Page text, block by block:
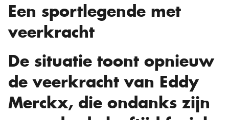
Een sportlegende met
veerkracht
De situatie toont opnieuw
de veerkracht van Eddy
Merckx, die ondanks zijn